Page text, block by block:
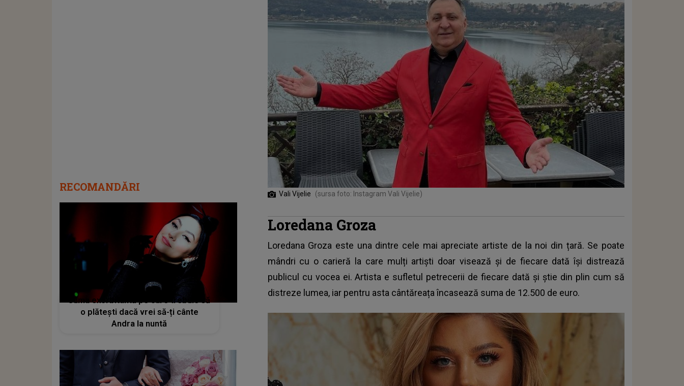
Vali Vijelie (sursa foto: Instagram Vali Vijelie)
Loredana Groza
Loredana Groza este una dintre cele mai apreciate artiste de la noi din țară. Se poate
mândri cu o carieră la care mulți artiști doar visează și de fiecare dată își distrează
publicul cu vocea ei. Artista e sufletul petrecerii de fiecare dată și știe din plin cum să
distreze lumea, iar pentru asta cântăreața încasează suma de 12.500 de euro.
RECOMANDĂRI
Suma exorbitantă pe care trebuie să
o plătești dacă vrei să-ți cânte
Andra la nuntă